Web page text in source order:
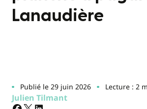
Lanaudière
Publié le 29 juin 2026 Lecture : 2
Julien Tilmant